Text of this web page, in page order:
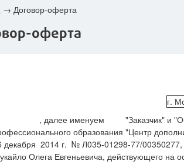
→ Договор-оферта
оферта
г.
далее именуем "Заказчик" и
образования "Центр
декабря 2014 г. № Л035-01298-77/00350277,
Олега Евгеньевича, действующего на